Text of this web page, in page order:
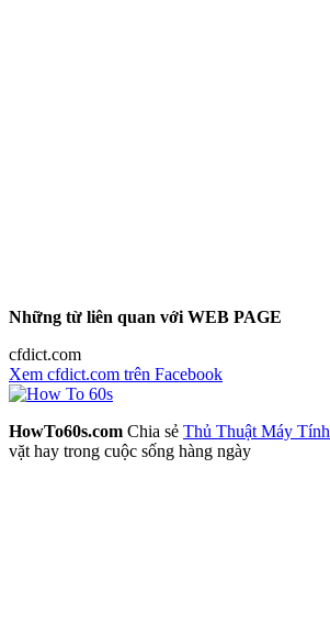
Những từ liên quan với WEB PAGE
cfdict.com
Xem cfdict.com trên Facebook
HowTo60s.com Chia sẻ Thủ Thuật Máy Tính
vặt hay trong cuộc sống hàng ngày